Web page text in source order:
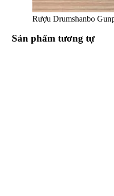
Rượu Drumshanbo
Sản phẩm tương tự